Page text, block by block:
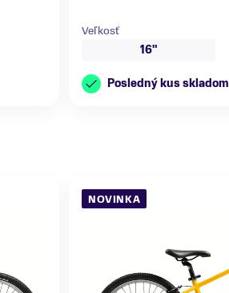
Veľkosť
16"
Posledný kus skladom
NOVINKA